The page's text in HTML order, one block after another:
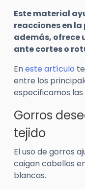
Este material
reacciones en
además, ofrece
ante cortes o
Eneste artículo
entre los
especificamos
Gorros
tejido
El uso de gorros
caigan cabellos
blancas.